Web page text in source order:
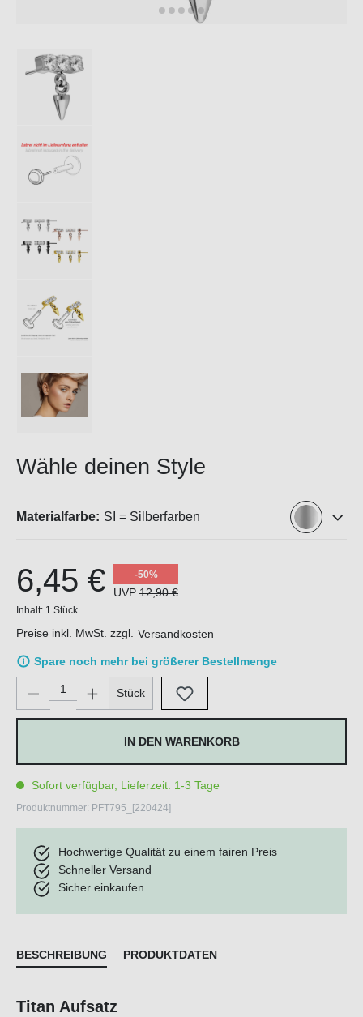
Wähle deinen Style
Materialfarbe: SI = Silberfarben
6,45 € -50%
UVP 12,90 €
Inhalt: 1 Stück
Preise inkl. MwSt. zzgl. Versandkosten
Spare noch mehr bei größerer Bestellmenge
Produkt Anzahl: Gib den gewünschten Wert ein oder
Stück
IN DEN WARENKORB
Sofort verfügbar, Lieferzeit: 1-3 Tage
Produktnummer: PFT795_[220424]
Hochwertige Qualität zu einem fairen Preis
Schneller Versand
Sicher einkaufen
BESCHREIBUNG PRODUKTDATEN
Titan Aufsatz